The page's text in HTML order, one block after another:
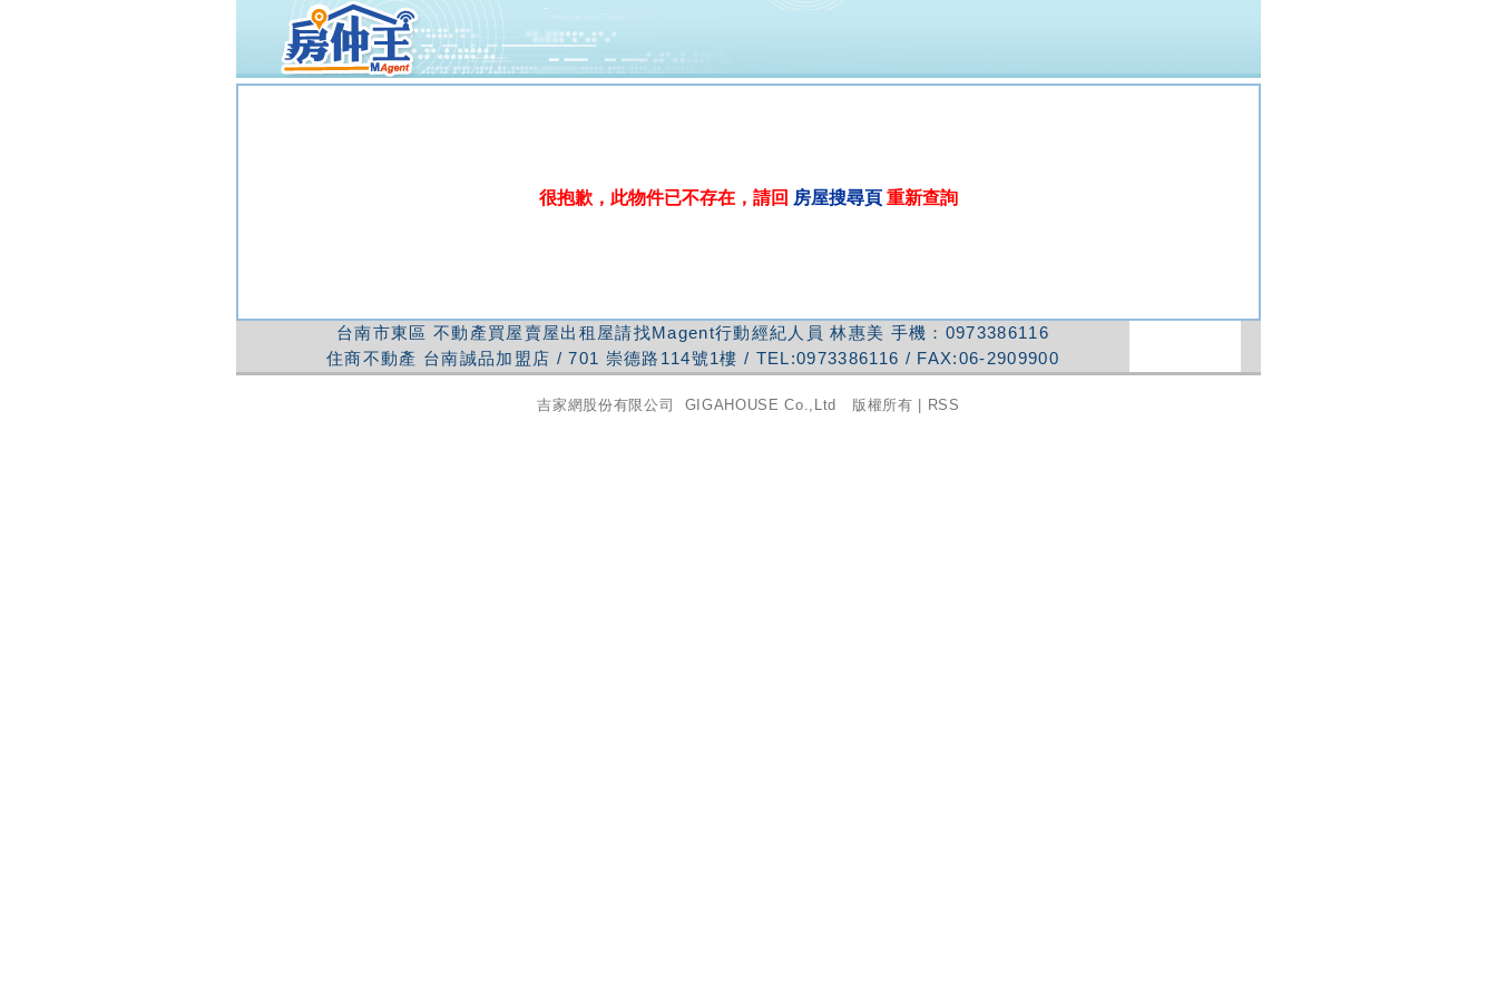
很抱歉，此物件已不存在，請回 房屋搜尋頁 重新查詢
台南市東區 不動產買屋賣屋出租屋請找Magent行動經紀人員林惠美 手機： 0973386116
住商不動產 台南誠品加盟店 /701 崇德路114號1樓 / TEL:0973386116 / FAX:06-2909900
吉家網股份有限公司 GIGAHOUSE Co.,Ltd 版權所有 | RSS